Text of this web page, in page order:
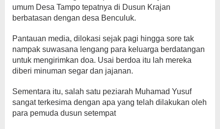
umum Desa Tampo tepatnya di Dusun Krajan
berbatasan dengan desa Benculuk.
Pantauan media, dilokasi sejak pagi hingga sore tak
nampak suwasana lengang para keluarga berdatangan
untuk mengirimkan doa. Usai berdoa itu lah mereka
diberi minuman segar dan jajanan.
Sementara itu, salah satu peziarah Muhamad Yusuf
sangat terkesima dengan apa yang telah dilakukan oleh
para pemuda dusun setempat